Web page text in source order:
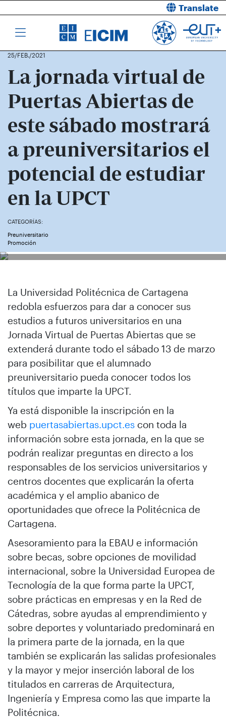
Translate
25/FEB./2021
La jornada virtual de
Puertas Abiertas de
este sábado mostrará
a preuniversitarios el
potencial de estudiar
en la UPCT
CATEGORÍAS:
Preuniversitario
Promoción
La Universidad Politécnica de Cartagena
redobla esfuerzos para dar a conocer sus
estudios a futuros universitarios en una
Jornada Virtual de Puertas Abiertas que se
extenderá durante todo el sábado 13 de marzo
para posibilitar que el alumnado
preuniversitario pueda conocer todos los
títulos que imparte la UPCT.
Ya está disponible la inscripción en la
web puertasabiertas.upct.es con toda la
información sobre esta jornada, en la que se
podrán realizar preguntas en directo a los
responsables de los servicios universitarios y
centros docentes que explicarán la oferta
académica y el amplio abanico de
oportunidades que ofrece la Politécnica de
Cartagena.
Asesoramiento para la EBAU e información
sobre becas, sobre opciones de movilidad
internacional, sobre la Universidad Europea de
Tecnología de la que forma parte la UPCT,
sobre prácticas en empresas y en la Red de
Cátedras, sobre ayudas al emprendimiento y
sobre deportes y voluntariado predominará en
la primera parte de la jornada, en la que
también se explicarán las salidas profesionales
y la mayor y mejor inserción laboral de los
titulados en carreras de Arquitectura,
Ingeniería y Empresa como las que imparte la
Politécnica.